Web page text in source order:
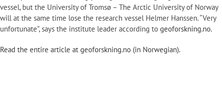
vessel, but the University of Tromsø – The Arctic University of Norway
will at the same time lose the research vessel Helmer Hanssen. “Very
unfortunate”, says the institute leader according to geoforskning.no.
Read the entire article at geoforskning.no (in Norwegian).